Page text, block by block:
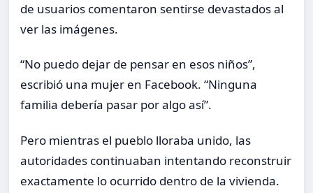
de usuarios comentaron sentirse devastados al
ver las imágenes.
“No puedo dejar de pensar en esos niños”,
escribió una mujer en Facebook. “Ninguna
familia debería pasar por algo así”.
Pero mientras el pueblo lloraba unido, las
autoridades continuaban intentando reconstruir
exactamente lo ocurrido dentro de la vivienda.